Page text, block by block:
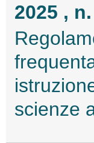
2025 ,
scienze